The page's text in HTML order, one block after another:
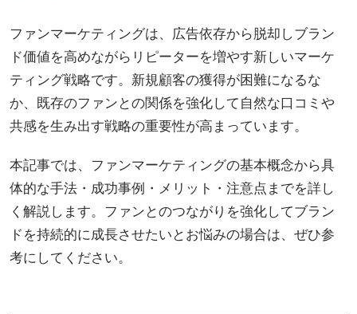
ファンマーケティングは、広告依存から脱却しブラン
ド価値を高めながらリピーターを増やす新しいマーケ
ティング戦略です。新規顧客の獲得が困難になるな
か、既存のファンとの関係を強化して自然な口コミや
共感を生み出す戦略の重要性が高まっています。
本記事では、ファンマーケティングの基本概念から具
体的な手法・成功事例・メリット・注意点までを詳し
く解説します。ファンとのつながりを強化してブラン
ドを持続的に成長させたいとお悩みの場合は、ぜひ参
考にしてください。